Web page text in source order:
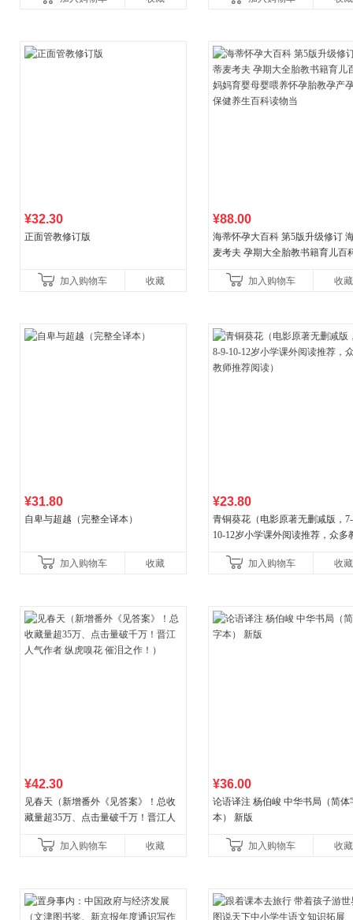
¥32.30
正面管教修订版
加入购物车 收藏
¥88.00
海蒂怀孕大百科 第5版升级修订
麦考夫 孕期大全胎教书籍育儿百
健养生百科读物当
加入购物车 收藏
¥31.80
自卑与超越（完整全译本）
加入购物车 收藏
¥23.80
青铜葵花（电影原著无删减版，
10-12岁小学课外阅读推荐，众多
加入购物车
收藏
¥42.30
见春天（新增番外《见答案》！总收
藏量超35万、点击量破千万！晋江人
加入购物车
收藏
¥36.00
论语译注 杨伯峻 中华书局（简体
本） 新版
加入购物车 收藏